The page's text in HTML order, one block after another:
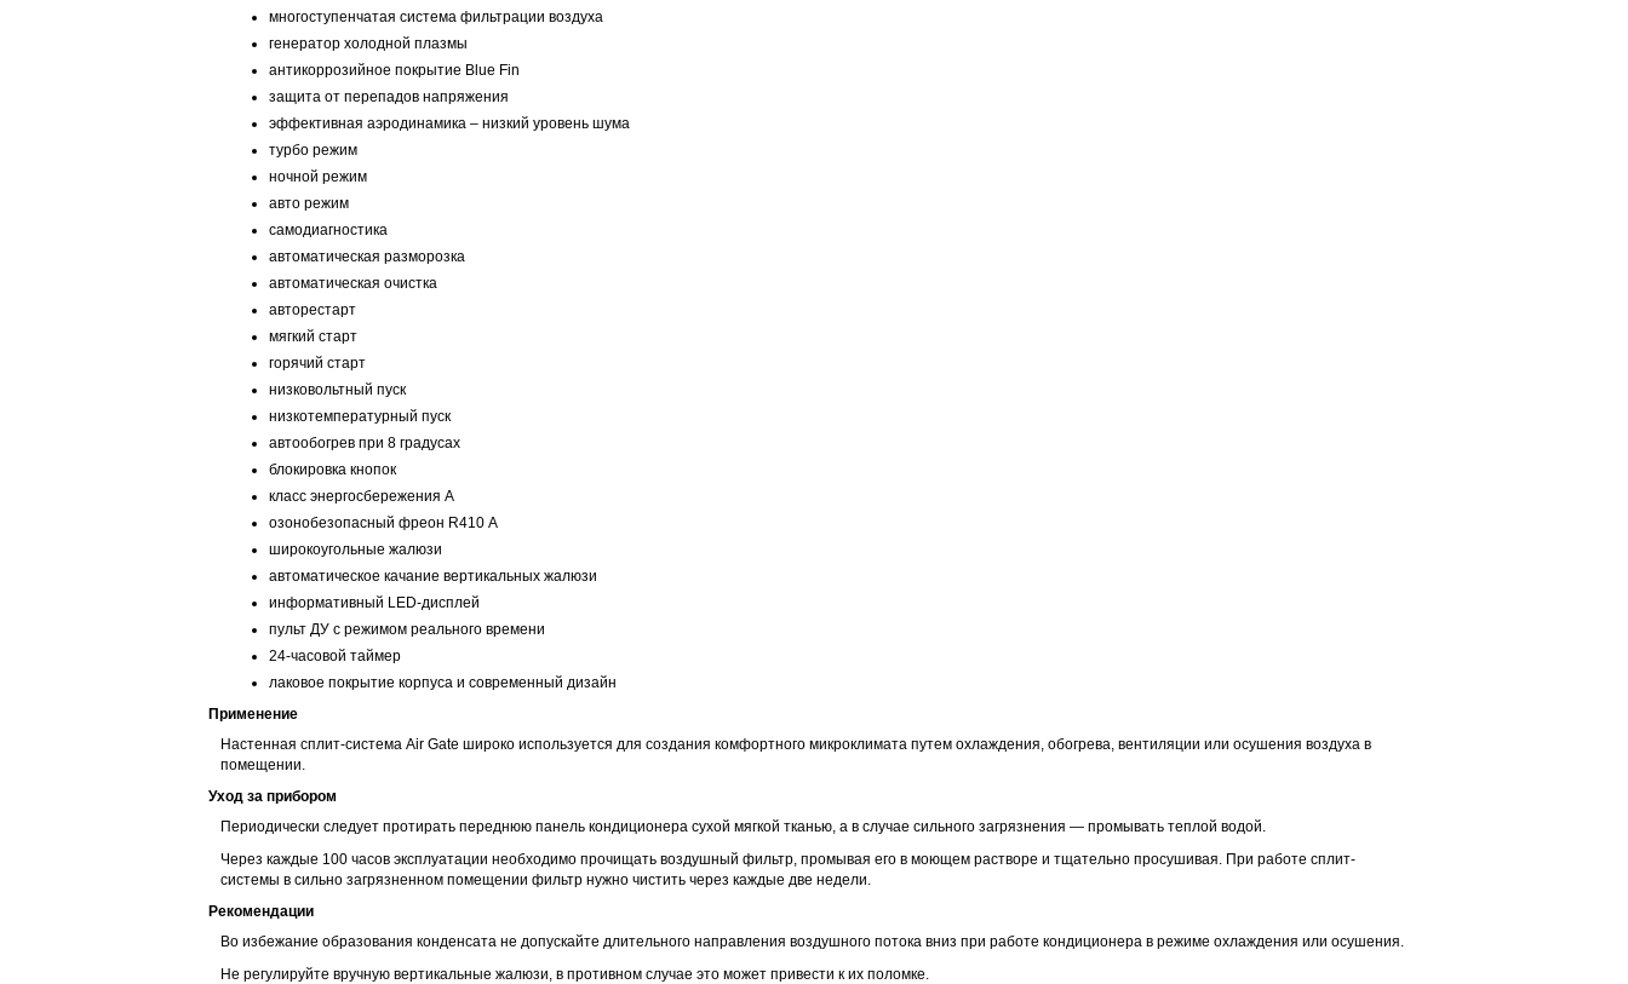
многоступенчатая система фильтрации воздуха
генератор холодной плазмы
антикоррозийное покрытие Blue Fin
защита от перепадов напряжения
эффективная аэродинамика – низкий уровень шума
турбо режим
ночной режим
авто режим
самодиагностика
автоматическая разморозка
автоматическая очистка
авторестарт
мягкий старт
горячий старт
низковольтный пуск
низкотемпературный пуск
автообогрев при 8 градусах
блокировка кнопок
класс энергосбережения А
озонобезопасный фреон R410 А
широкоугольные жалюзи
автоматическое качание вертикальных жалюзи
информативный LED-дисплей
пульт ДУ с режимом реального времени
24-часовой таймер
лаковое покрытие корпуса и современный дизайн
Применение
Настенная сплит-система Air Gate широко используется для создания комфортного микроклимата путем охлаждения, обогрева, вентиляции или осушения воздуха в
помещении.
Уход за прибором
Периодически следует протирать переднюю панель кондиционера сухой мягкой тканью, а в случае сильного загрязнения — промывать теплой водой.
Через каждые 100 часов эксплуатации необходимо прочищать воздушный фильтр, промывая его в моющем растворе и тщательно просушивая. При работе сплит-
системы в сильно загрязненном помещении фильтр нужно чистить через каждые две недели.
Рекомендации
Во избежание образования конденсата не допускайте длительного направления воздушного потока вниз при работе кондиционера в режиме охлаждения или осушения.
Не регулируйте вручную вертикальные жалюзи, в противном случае это может привести к их поломке.